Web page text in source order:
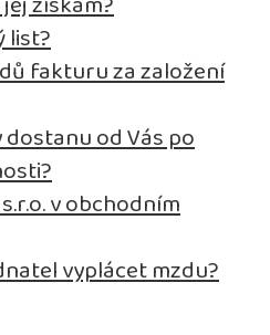
list?
fakturu za založení
od Vás po
v obchodním
vyplácet mzdu?